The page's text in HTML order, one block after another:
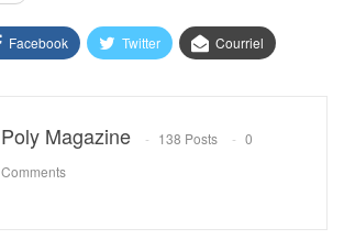
Facebook Twitter Courriel
Poly Magazine 138 Posts
0
Comments